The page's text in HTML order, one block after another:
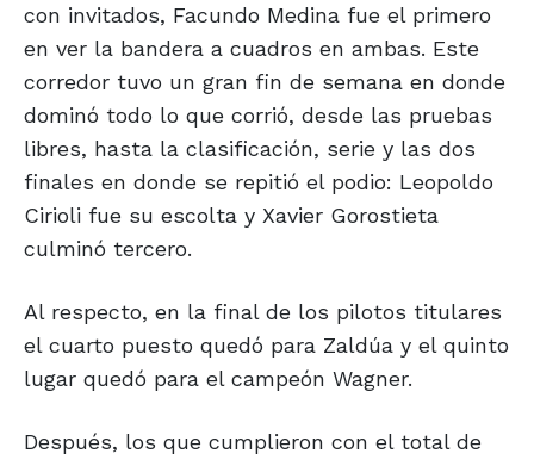
con invitados, Facundo Medina fue el primero
en ver la bandera a cuadros en ambas. Este
corredor tuvo un gran fin de semana en donde
dominó todo lo que corrió, desde las pruebas
libres, hasta la clasificación, serie y las dos
finales en donde se repitió el podio: Leopoldo
Cirioli fue su escolta y Xavier Gorostieta
culminó tercero.
Al respecto, en la final de los pilotos titulares
el cuarto puesto quedó para Zaldúa y el quinto
lugar quedó para el campeón Wagner.
Después, los que cumplieron con el total de